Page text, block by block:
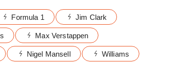
Formula 1 Jim Clark
Max Verstappen
Nigel Mansell Williams